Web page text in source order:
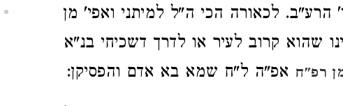
הרע"ב. לכאורה הכי ה"ל למיתני ואפי' מן
שהוא קרוב לעיר או לדרך דשכיחי בנ"א
רפ"ח אפ"ה ל"ח שמא בא אדם והפסיקן: